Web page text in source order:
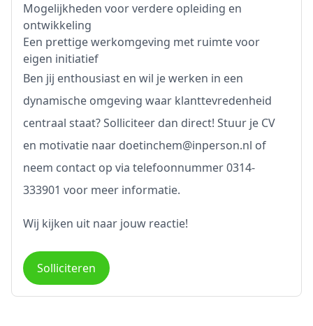
Mogelijkheden voor verdere opleiding en
ontwikkeling
Een prettige werkomgeving met ruimte voor
eigen initiatief
Ben jij enthousiast en wil je werken in een
dynamische omgeving waar klanttevredenheid
centraal staat? Solliciteer dan direct! Stuur je CV
en motivatie naar doetinchem@inperson.nl of
neem contact op via telefoonnummer 0314-
333901 voor meer informatie.
Wij kijken uit naar jouw reactie!
Solliciteren